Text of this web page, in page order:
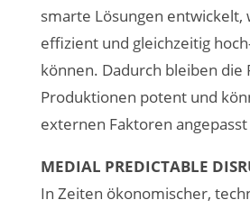
smarte Lösungen entwickelt,
effizient und gleichzeitig
können. Dadurch bleiben die
Produktionen potent und
externen Faktoren
MEDIAL PREDICTABLE
In Zeiten ökonomischer,